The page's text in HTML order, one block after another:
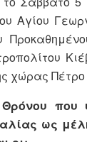
Αγίου
χώρας
που
ως